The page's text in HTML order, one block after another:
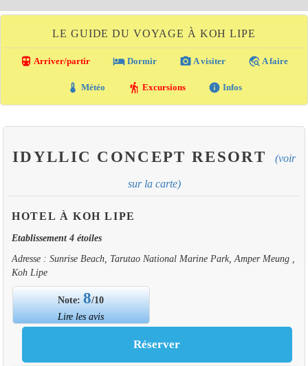
LE GUIDE DU VOYAGE À KOH LIPE
directions_transit Arriver/partir local_hotel Dormir photo_camera A visiter travel_explore A faire
thermostat Météo hiking Excursions info Infos
IDYLLIC CONCEPT RESORT (voir
sur la carte)
HOTEL À KOH LIPE
Etablissement 4 étoiles
Adresse : Sunrise Beach, Tarutao National Marine Park, Amper Meung ,
Koh Lipe
Note:8/10
Lire les avis